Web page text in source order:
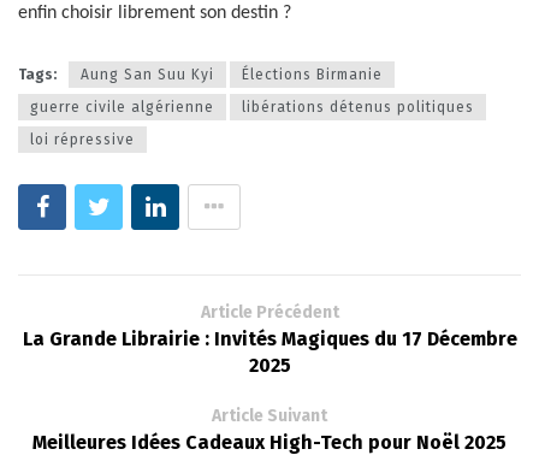
enfin choisir librement son destin ?
Tags: Aung San Suu Kyi
Élections Birmanie
guerre civile algérienne
libérations détenus politiques
loi répressive
Article Précédent
La Grande Librairie : Invités Magiques du 17 Décembre
2025
Article Suivant
Meilleures Idées Cadeaux High-Tech pour Noël 2025